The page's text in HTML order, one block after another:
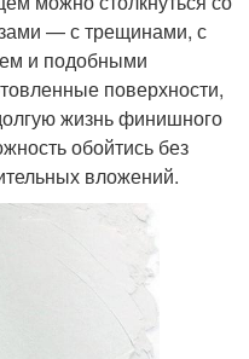
— с трещинами, с
и подобными
поверхности,
жизнь финишного
обойтись без
вложений.